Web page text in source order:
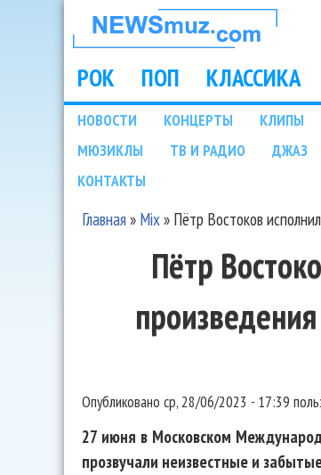
НОВОСТИ
МУЗЫКИ И
ШОУ БИЗНЕСА
NEWSMUZ.COM
Main menu
РОК ПОП КЛАССИКА
Подразделы
НОВОСТИ КОНЦЕРТЫ КЛИПЫ
МЮЗИКЛЫ
ТВ И РАДИО ДЖАЗ
КОНТАКТЫ
Главная» Mix» Пётр Востоков
Пётр
Опубликовано ср, 28/06/2023 - 17:39
27 июня в Московском
прозвучали неизвестные и